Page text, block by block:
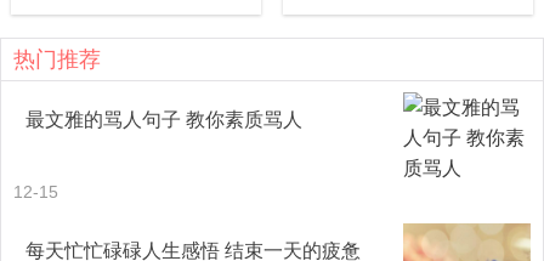
棺材。
28、 有时莫名的失落，说不清为什么，只是心里不停涌起
一阵阵的怕。我怕看到自己老去，怕没有人会爱自己，怕自
29、 有些的时候，正是为了爱才悄悄躲开。躲开的是身
热门推荐
最文雅的骂人句子 教你素质骂人
12-15
每天忙忙碌碌人生感悟 结束一天的疲惫